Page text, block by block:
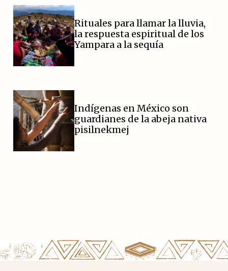
Rituales para llamar la lluvia,
la respuesta espiritual de los
Yampara a la sequía
Indígenas en México son
guardianes de la abeja nativa
pisilnekmej